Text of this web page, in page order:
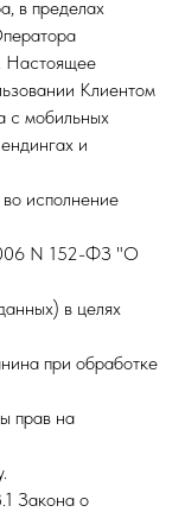
в пределах
Настоящее
Клиентом
с мобильных
и
исполнение
N 152-ФЗ "О
в целях
при обработке
прав на
Закона о